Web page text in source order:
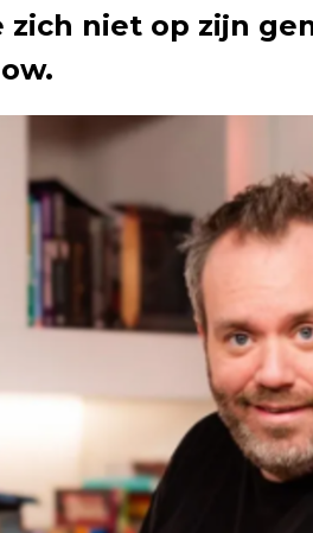
zich niet op zijn